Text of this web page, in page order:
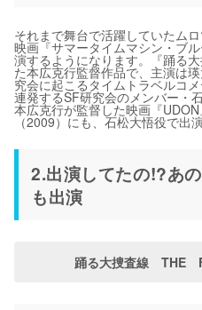
それまで舞台で活躍していたム
映画『サマータイムマシン・ブ
演するようになります。『踊る
た本広克行監督作品で、主演は
究会に起こるタイムトラベルコ
連発するSF研究会のメンバー・
本広克行が監督した映画『
（2009）にも、石松大悟役で出
2.出演してたの!?あ
も出演
踊る大捜査線 THE